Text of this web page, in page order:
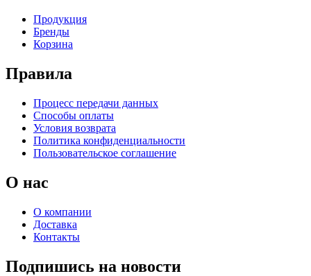
Продукция
Бренды
Корзина
Правила
Процесс передачи данных
Способы оплаты
Условия возврата
Политика конфиденциальности
Пользовательское соглашение
О нас
О компании
Доставка
Контакты
Подпишись на новости